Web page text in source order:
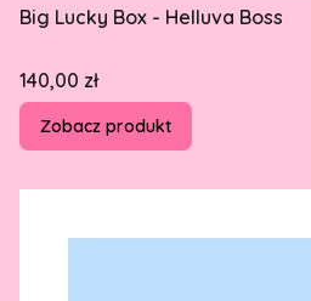
Big Lucky Box - Helluva Boss
Cena
140,00 zł
Zobacz produkt